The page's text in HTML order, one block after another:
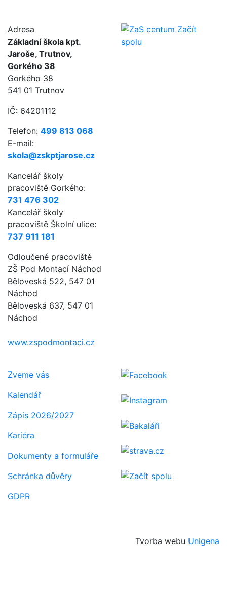
Adresa
Základní škola kpt.
Jaroše, Trutnov,
Gorkého 38
Gorkého 38
541 01 Trutnov
IČ: 64201112
Telefon: 499 813 068
E-mail:
skola@zskptjarose.cz
Kancelář školy
pracoviště Gorkého:
731 476 302
Kancelář školy
pracoviště Školní ulice:
737 911 181
Odloučené pracoviště
ZŠ Pod Montací Náchod
Běloveská 522, 547 01
Náchod
Běloveská 637, 547 01
Náchod
www.zspodmontaci.cz
Zveme vás
Kalendář
Zápis 2026/2027
Kariéra
Dokumenty a formuláře
Schránka důvěry
GDPR
Tvorba webu Unigena